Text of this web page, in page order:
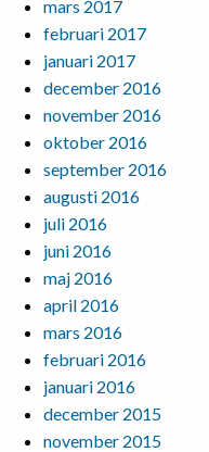
mars 2017
februari 2017
januari 2017
december 2016
november 2016
oktober 2016
september 2016
augusti 2016
juli 2016
juni 2016
maj 2016
april 2016
mars 2016
februari 2016
januari 2016
december 2015
november 2015